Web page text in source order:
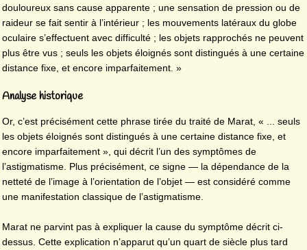
douloureux sans cause apparente ; une sensation de pression ou de
raideur se fait sentir à l’intérieur ; les mouvements latéraux du globe
oculaire s’effectuent avec difficulté ; les objets rapprochés ne peuvent
plus être vus ; seuls les objets éloignés sont distingués à une certaine
distance fixe, et encore imparfaitement. »
Analyse historique
Or, c’est précisément cette phrase tirée du traité de Marat, « ... seuls
les objets éloignés sont distingués à une certaine distance fixe, et
encore imparfaitement », qui décrit l’un des symptômes de
l’astigmatisme. Plus précisément, ce signe — la dépendance de la
netteté de l’image à l’orientation de l’objet — est considéré comme
une manifestation classique de l’astigmatisme.
Marat ne parvint pas à expliquer la cause du symptôme décrit ci-
dessus. Cette explication n’apparut qu’un quart de siècle plus tard